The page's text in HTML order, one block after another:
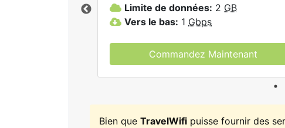
Limite de données: 2 GB
Vers le bas: 1 Gbps
Commandez Maintenant
Bien que TravelWifi puisse fournir des